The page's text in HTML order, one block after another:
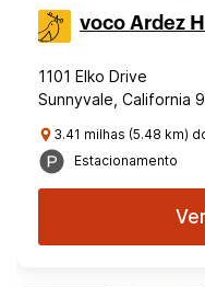
voco Ardez
1101 Elko Drive
Sunnyvale, California
3.41 milhas (5.48 km)
Estacionamento